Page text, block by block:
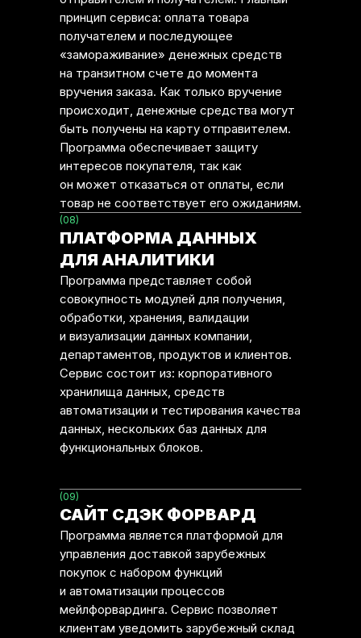
принцип сервиса: оплата товара
получателем и последующее
«замораживание» денежных средств
на транзитном счете до момента
вручения заказа. Как только вручение
происходит, денежные средства могут
быть получены на карту отправителем.
Программа обеспечивает защиту
интересов покупателя, так как
он может отказаться от оплаты, если
товар не соответствует его ожиданиям.
(08)
ПЛАТФОРМА ДАННЫХ
ДЛЯ АНАЛИТИКИ
Программа представляет собой
совокупность модулей для получения,
обработки, хранения, валидации
и визуализации данных компании,
департаментов, продуктов и клиентов.
Сервис состоит из: корпоративного
хранилища данных, средств
автоматизации и тестирования качества
данных, нескольких баз данных для
функциональных блоков.
(09)
САЙТ СДЭК ФОРВАРД
Программа является платформой для
управления доставкой зарубежных
покупок с набором функций
и автоматизации процессов
мейлфорвардинга. Сервис позволяет
клиентам уведомить зарубежный склад